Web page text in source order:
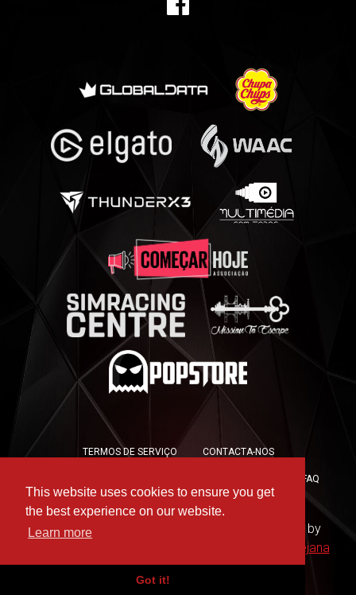
This website uses cookies to ensure you get
the best experience on our website.
Learn more
Got it!
TERMOS DE SERVIÇO CONTACTA-NOS
FAQ
PRESS KIT
Copyright © 2019 -
- Hosted by
André Messejana